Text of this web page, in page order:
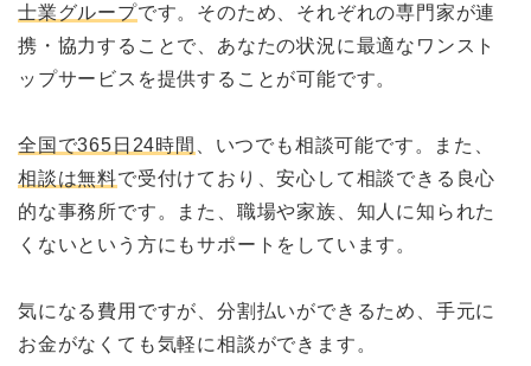
士業グループです。そのため、それぞれの専門家が連
携・協力することで、あなたの状況に最適なワンスト
ップサービスを提供することが可能です。
全国で365日24時間
、いつでも相談可能です。また、
相談は無料で受付けており、安心して相談できる良心
的な事務所です。また、職場や家族、知人に知られた
くないという方にもサポートをしています。
気になる費用ですが、分割払いができるため、手元に
お金がなくても気軽に相談ができます。